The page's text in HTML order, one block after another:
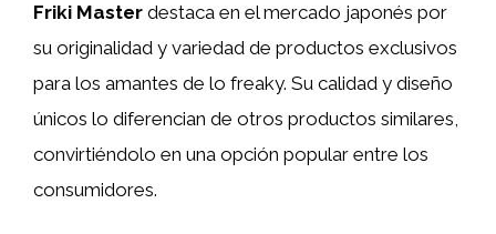
Friki Master destaca en el mercado japonés por
su originalidad y variedad de productos exclusivos
para los amantes de lo freaky. Su calidad y diseño
únicos lo diferencian de otros productos similares,
convirtiéndolo en una opción popular entre los
consumidores.